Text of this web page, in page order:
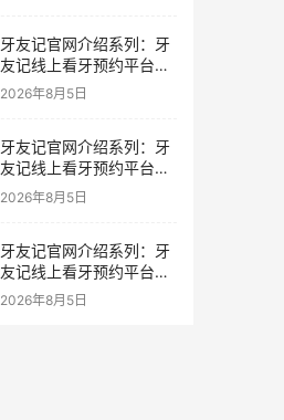
牙友记官网介绍系列：牙
友记线上看牙预约平台让
看牙不再靠运气
2026年8月5日
牙友记官网介绍系列：牙
友记线上看牙预约平台打
破口腔行业专业壁垒新手
友好零门槛
2026年8月5日
牙友记官网介绍系列：牙
友记线上看牙预约平台落
地同城就诊经验打破未知
2026年8月5日